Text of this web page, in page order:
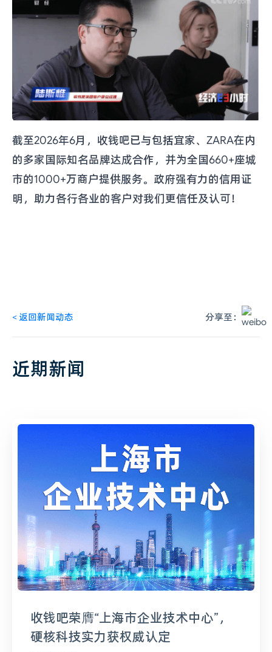
截至2026年6月，收钱吧已与包括宜家、ZARA在内
的多家国际知名品牌达成合作，并为全国660+座城
市的1000+万商户提供服务。政府强有力的信用证
明，助力各行各业的客户对我们更信任及认可！
< 返回新闻动态 分享至：
近期新闻
收钱吧荣膺“上海市企业技术中心”，
硬核科技实力获权威认定